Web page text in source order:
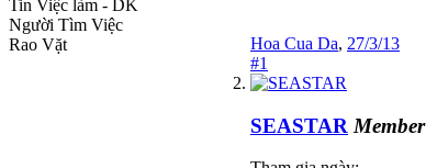
Tin Việc làm - DK
Người Tìm Việc
Rao Vặt
Hoa Cua Da, 27/3/13
#1
SEASTAR Member